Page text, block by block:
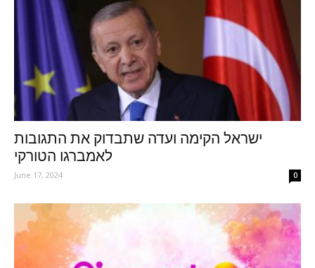
ישראל הקימה ועדה שתבדוק את התגובות
לאמברגו הטורקי
June 17, 2024 0